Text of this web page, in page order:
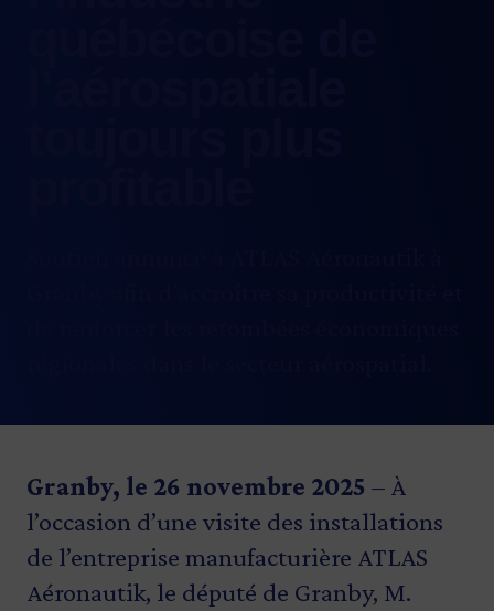
Granby, le 26 novembre 2025 – À
l’occasion d’une visite des installations
de l’entreprise manufacturière ATLAS
Aéronautik, le député de Granby, M.